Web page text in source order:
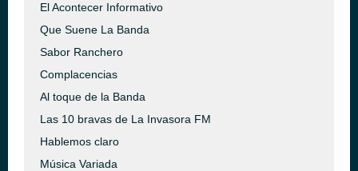
El Acontecer Informativo
Que Suene La Banda
Sabor Ranchero
Complacencias
Al toque de la Banda
Las 10 bravas de La Invasora FM
Hablemos claro
Música Variada